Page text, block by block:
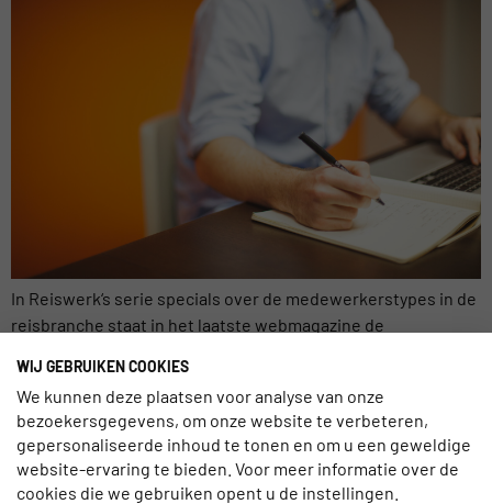
In Reiswerk‘s serie specials over de medewerkerstypes in de
reisbranche staat in het laatste webmagazine de
centraal. De duizenden enthousiaste en betrokken
winkelmedewerkers die elke dag weer vol passie de mooiste
reizen en vakanties samenstellen voor hun klanten. Ze
voelen zich een beetje miskend door het imago dat het
reisbureau […]
WIJ GEBRUIKEN COOKIES
We kunnen deze plaatsen voor analyse van onze
bezoekersgegevens, om onze website te verbeteren,
gepersonaliseerde inhoud te tonen en om u een geweldige
website-ervaring te bieden. Voor meer informatie over de
cookies die we gebruiken opent u de instellingen.